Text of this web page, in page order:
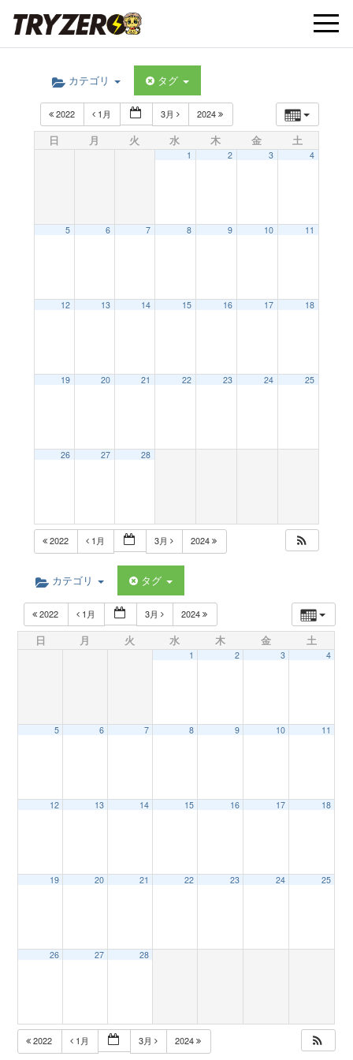
t
t
i
カテゴリ タグ
2022 1月 3月 2024
日 月 火 水 木 金 土
1 2 3 4
5 6 7 8 9 10 11
12 13 14 15 16 17 18
19 20 21 22 23 24 25
26 27 28
2022 1月 3月 2024
カテゴリ タグ
2022 1月 3月 2024
日 月 火 水 木 金 土
1 2 3 4
5 6 7 8 9 10 11
12 13 14 15 16 17 18
19 20 21 22 23 24 25
26 27 28
2022 1月 3月 2024